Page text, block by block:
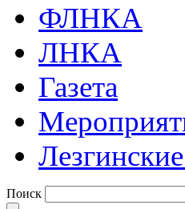
ФЛНКА
ЛНКА
Газета
Поиск